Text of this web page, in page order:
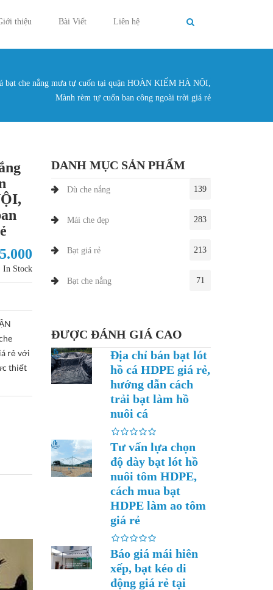
thiệu Bài Viết Liên hệ
ở đây
bạt che nắng mưa tự cuốn tại quận HOÀN KIẾM HÀ NỘI,
Mành rèm tự cuốn ban công ngoài trời giá rẻ
In Stock
rẻ với
thiết
DANH MỤC SẢN PHẨM
Dù che nắng 139
Mái che đẹp 283
Bạt giá rẻ 213
Bạt che nắng 71
ĐƯỢC ĐÁNH GIÁ CAO
Địa chỉ bán bạt lót
hồ cá HDPE giá rẻ,
hướng dẫn cách
trải bạt làm hồ
nuôi cá
Tư vấn lựa chọn
độ dày bạt lót hồ
nuôi tôm HDPE,
cách mua bạt
HDPE làm ao tôm
giá rẻ
Báo giá mái hiên
xếp, bạt kéo di
động giá rẻ tại